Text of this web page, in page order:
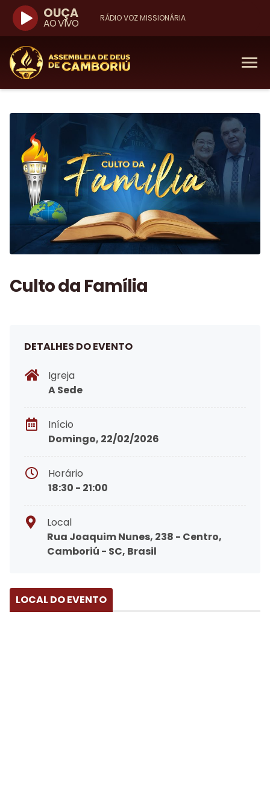
RÁDIO VOZ MISSIONÁRIA
OUÇA
AO VIVO
Culto da Família
DETALHES DO EVENTO
Igreja
A Sede
Início
Domingo, 22/02/2026
Horário
18:30 - 21:00
Local
Rua Joaquim Nunes, 238 - Centro,
Camboriú - SC, Brasil
LOCAL DO EVENTO